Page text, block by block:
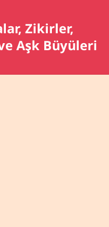
Zikirler,
Aşk Büyüleri